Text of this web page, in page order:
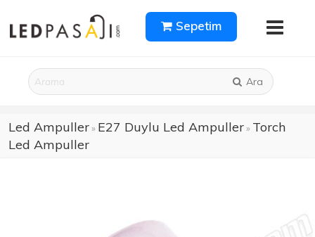
Sepetim
Ara
Led Ampuller» E27 Duylu Led Ampuller» Torch
Led Ampuller